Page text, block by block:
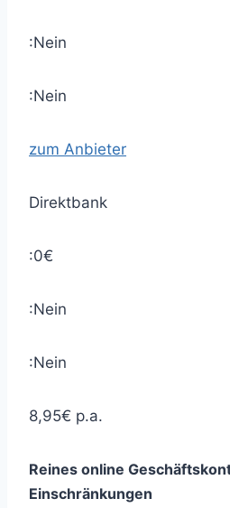
:Nein
:Nein
zum Anbieter
Direktbank
:0€
:Nein
:Nein
8,95€ p.a.
Reines online
Einschränkungen